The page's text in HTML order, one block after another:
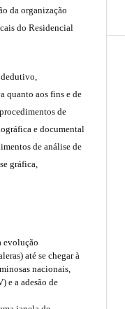
da organização
do Residencial
quanto aos fins e de
de
e documental
de análise de
gráfica,
evolução
até se chegar à
nacionais,
e a adesão de